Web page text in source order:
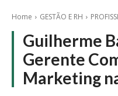
Home GESTÃO E RH
Guilherme
Gerente
Marketing